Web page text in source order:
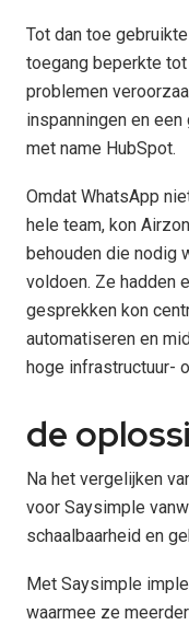
Tot dan toe
toegang beperkte
problemen
inspanningen en
met name HubSpot.
Omdat WhatsApp
hele team, kon
behouden die nodig
voldoen. Ze hadden
gesprekken kon
automatiseren en
hoge infrastructuur-
de
Na het vergelijken
voor Saysimple
schaalbaarheid en
Met Saysimple
waarmee ze